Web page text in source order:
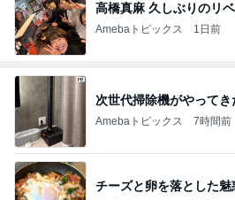
高橋真麻 久しぶりのリ
Amebaトピックス 1日前
次世代掃除機がやってき
Amebaトピックス 7時間前
チーズと卵を落とした魅